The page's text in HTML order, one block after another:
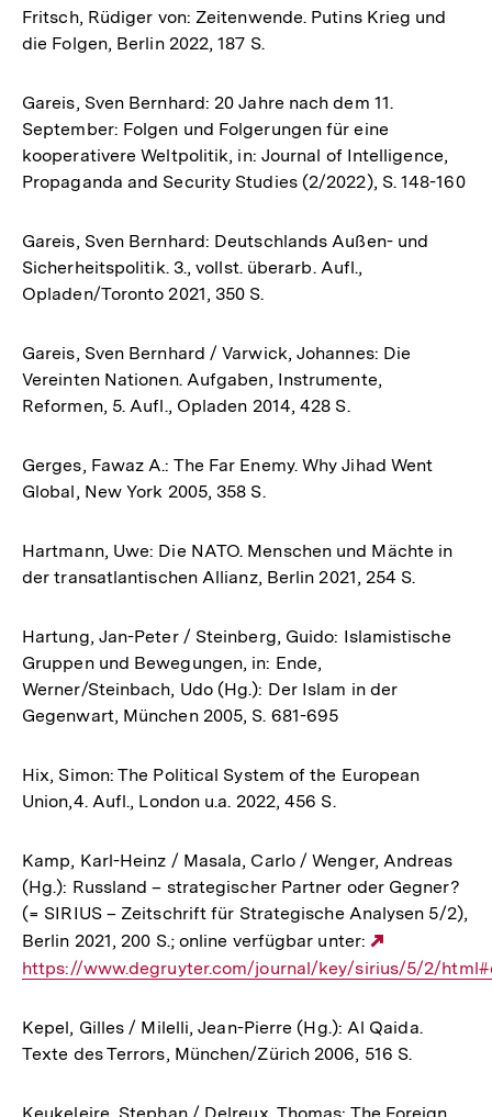
Fritsch, Rüdiger von: Zeitenwende. Putins Krieg und
die Folgen, Berlin 2022, 187 S.
Gareis, Sven Bernhard: 20 Jahre nach dem 11.
September: Folgen und Folgerungen für eine
kooperativere Weltpolitik, in: Journal of Intelligence,
Propaganda and Security Studies (2/2022), S. 148-160
Gareis, Sven Bernhard: Deutschlands Außen- und
Sicherheitspolitik. 3., vollst. überarb. Aufl.,
Opladen/Toronto 2021, 350 S.
Gareis, Sven Bernhard / Varwick, Johannes: Die
Vereinten Nationen. Aufgaben, Instrumente,
Reformen, 5. Aufl., Opladen 2014, 428 S.
Gerges, Fawaz A.: The Far Enemy. Why Jihad Went
Global, New York 2005, 358 S.
Hartmann, Uwe: Die NATO. Menschen und Mächte in
der transatlantischen Allianz, Berlin 2021, 254 S.
Hartung, Jan-Peter / Steinberg, Guido: Islamistische
Gruppen und Bewegungen, in: Ende,
Werner/Steinbach, Udo (Hg.): Der Islam in der
Gegenwart, München 2005, S. 681-695
Hix, Simon: The Political System of the European
Union,4. Aufl., London u.a. 2022, 456 S.
Kamp, Karl-Heinz / Masala, Carlo / Wenger, Andreas
(Hg.): Russland – strategischer Partner oder Gegner?
(= SIRIUS – Zeitschrift für Strategische Analysen 5/2),
Berlin 2021, 200 S.; online verfügbar unter:
Link:
https://www.degruyter.com/journal/key/sirius/5/2/
Kepel, Gilles / Milelli, Jean-Pierre (Hg.): Al Qaida.
Texte des Terrors, München/Zürich 2006, 516 S.